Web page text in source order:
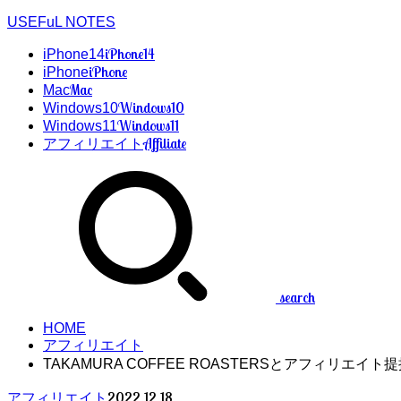
USEFuL NOTES
iPhone14iPhone14
iPhoneiPhone
MacMac
Windows10Windows10
Windows11Windows11
アフィリエイトAffiliate
search
HOME
アフィリエイト
TAKAMURA COFFEE ROASTERSとアフィリエイト提
アフィリエイト 2022.12.18